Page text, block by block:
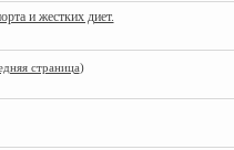
и жестких диет.
страница)